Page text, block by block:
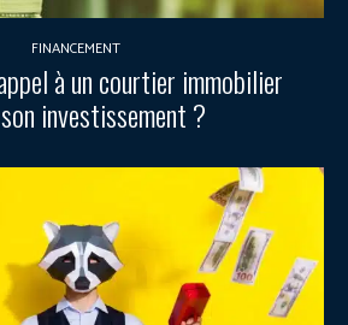
FINANCEMENT
à un courtier immobilier
investissement ?